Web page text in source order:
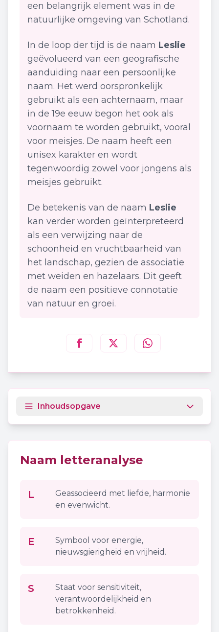
een belangrijk element was in de
natuurlijke omgeving van Schotland.
In de loop der tijd is de naam Leslie
geëvolueerd van een geografische
aanduiding naar een persoonlijke
naam. Het werd oorspronkelijk
gebruikt als een achternaam, maar
in de 19e eeuw begon het ook als
voornaam te worden gebruikt, vooral
voor meisjes. De naam heeft een
unisex karakter en wordt
tegenwoordig zowel voor jongens als
meisjes gebruikt.
De betekenis van de naam Leslie
kan verder worden geïnterpreteerd
als een verwijzing naar de
schoonheid en vruchtbaarheid van
het landschap, gezien de associatie
met weiden en hazelaars. Dit geeft
de naam een positieve connotatie
van natuur en groei.
Deel deze pagina op
Deel deze pagina op
Deel deze pagina
Inhoudsopgave
Naam letteranalyse
L
Geassocieerd met liefde, harmonie
en evenwicht.
E
Symbool voor energie,
nieuwsgierigheid en vrijheid.
S
Staat voor sensitiviteit,
verantwoordelijkheid en
betrokkenheid.